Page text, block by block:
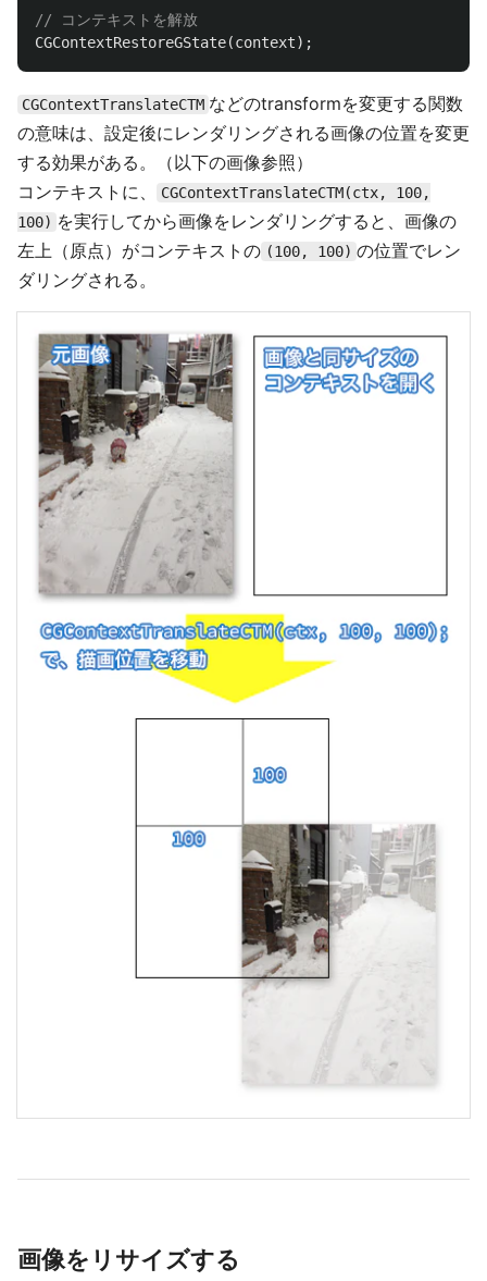
// コンテキストを解放
CGContextRestoreGState(context);
CGContextTranslateCTM などのtransformを変更する関数
の意味は、設定後にレンダリングされる画像の位置を変更
する効果がある。（以下の画像参照）
コンテキストに、
CGContextTranslateCTM(ctx, 100,
100) を実行してから画像をレンダリングすると、画像の
左上（原点）がコンテキストの (100, 100) の位置でレン
ダリングされる。
画像をリサイズする